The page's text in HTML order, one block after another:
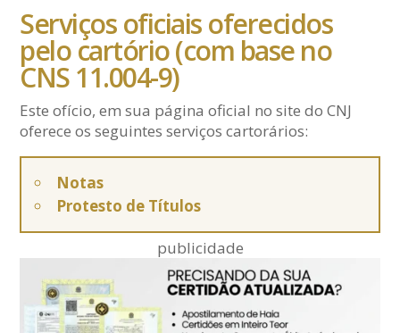
Serviços oficiais oferecidos
pelo cartório (com base no
CNS 11.004-9)
Este ofício, em sua página oficial no site do CNJ
oferece os seguintes serviços cartorários:
Notas
Protesto de Títulos
publicidade